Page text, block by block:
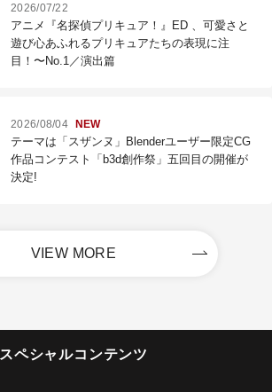
2026/07/22
アニメ『名探偵プリキュア！』ED 、可愛さと
遊び心あふれるプリキュアたちの表現に注
目！〜No.1／演出篇
2026/08/04 NEW
テーマは「スザンヌ」Blenderユーザー限定CG
作品コンテスト「b3d創作祭」五回目の開催が
決定!
VIEW MORE
スペシャルコンテンツ